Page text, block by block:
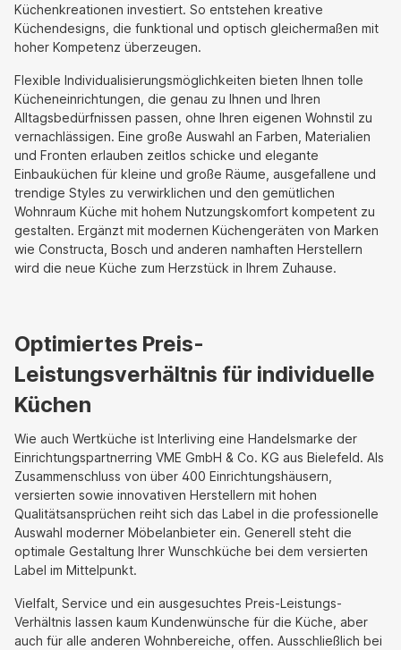
Küchenkreationen investiert. So entstehen kreative
Küchendesigns, die funktional und optisch gleichermaßen mit
hoher Kompetenz überzeugen.
Flexible Individualisierungsmöglichkeiten bieten Ihnen tolle
Kücheneinrichtungen, die genau zu Ihnen und Ihren
Alltagsbedürfnissen passen, ohne Ihren eigenen Wohnstil zu
vernachlässigen. Eine große Auswahl an Farben, Materialien
und Fronten erlauben zeitlos schicke und elegante
Einbauküchen für kleine und große Räume, ausgefallene und
trendige Styles zu verwirklichen und den gemütlichen
Wohnraum Küche mit hohem Nutzungskomfort kompetent zu
gestalten. Ergänzt mit modernen Küchengeräten von Marken
wie Constructa, Bosch und anderen namhaften Herstellern
wird die neue Küche zum Herzstück in Ihrem Zuhause.
Optimiertes Preis-
Leistungsverhältnis für individuelle
Küchen
Wie auch Wertküche ist Interliving eine Handelsmarke der
Einrichtungspartnerring VME GmbH & Co. KG aus Bielefeld. Als
Zusammenschluss von über 400 Einrichtungshäusern,
versierten sowie innovativen Herstellern mit hohen
Qualitätsansprüchen reiht sich das Label in die professionelle
Auswahl moderner Möbelanbieter ein. Generell steht die
optimale Gestaltung Ihrer Wunschküche bei dem versierten
Label im Mittelpunkt.
Vielfalt, Service und ein ausgesuchtes Preis-Leistungs-
Verhältnis lassen kaum Kundenwünsche für die Küche, aber
auch für alle anderen Wohnbereiche, offen. Ausschließlich bei